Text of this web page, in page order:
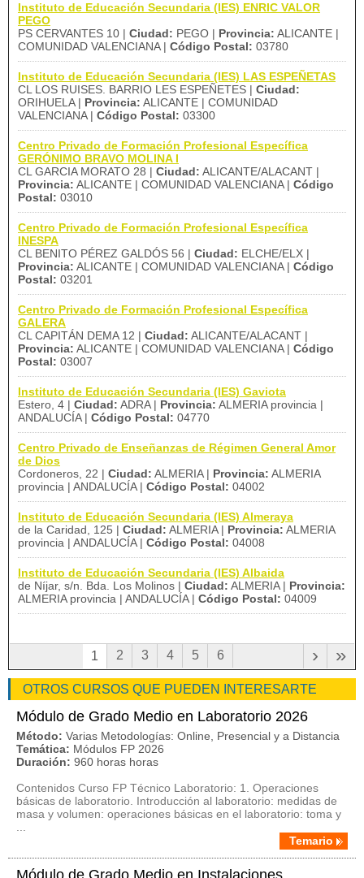
Instituto de Educación Secundaria (IES) ENRIC VALOR
PEGO
PS CERVANTES 10 | Ciudad: PEGO | Provincia: ALICANTE |
COMUNIDAD VALENCIANA | Código Postal: 03780
Instituto de Educación Secundaria (IES) LAS ESPEÑETAS
CL LOS RUISES. BARRIO LES ESPEÑETES | Ciudad:
ORIHUELA | Provincia: ALICANTE | COMUNIDAD
VALENCIANA | Código Postal: 03300
Centro Privado de Formación Profesional Específica
GERÓNIMO BRAVO MOLINA I
CL GARCIA MORATO 28 | Ciudad: ALICANTE/ALACANT |
Provincia: ALICANTE | COMUNIDAD VALENCIANA | Código
Postal: 03010
Centro Privado de Formación Profesional Específica
INESPA
CL BENITO PÉREZ GALDÓS 56 | Ciudad: ELCHE/ELX |
Provincia: ALICANTE | COMUNIDAD VALENCIANA | Código
Postal: 03201
Centro Privado de Formación Profesional Específica
GALERA
CL CAPITÁN DEMA 12 | Ciudad: ALICANTE/ALACANT |
Provincia: ALICANTE | COMUNIDAD VALENCIANA | Código
Postal: 03007
Instituto de Educación Secundaria (IES) Gaviota
Estero, 4 | Ciudad: ADRA | Provincia: ALMERIA provincia |
ANDALUCÍA | Código Postal: 04770
Centro Privado de Enseñanzas de Régimen General Amor
de Dios
Cordoneros, 22 | Ciudad: ALMERIA | Provincia: ALMERIA
provincia | ANDALUCÍA | Código Postal: 04002
Instituto de Educación Secundaria (IES) Almeraya
de la Caridad, 125 | Ciudad: ALMERIA | Provincia: ALMERIA
provincia | ANDALUCÍA | Código Postal: 04008
Instituto de Educación Secundaria (IES) Albaida
de Níjar, s/n. Bda. Los Molinos | Ciudad: ALMERIA | Provincia:
ALMERIA provincia | ANDALUCÍA | Código Postal: 04009
1 2 3 4 5 6 »
›
OTROS CURSOS QUE PUEDEN INTERESARTE
Módulo de Grado Medio en Laboratorio 2026
Método: Varias Metodologías: Online, Presencial y a Distancia
Temática: Módulos FP 2026
Duración: 960 horas horas
Contenidos Curso FP Técnico Laboratorio: 1. Operaciones
básicas de laboratorio. Introducción al laboratorio: medidas de
masa y volumen: operaciones básicas en el laboratorio: toma y
Temario
Módulo de Grado Medio en Instalaciones